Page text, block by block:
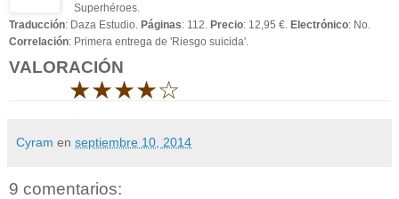
Superhéroes.
Traducción: Daza Estudio. Páginas: 112. Precio: 12,95 €. Electrónico: No.
Correlación: Primera entrega de 'Riesgo suicida'.
VALORACIÓN
★★★★☆
Cyram en septiembre 10, 2014
9 comentarios: